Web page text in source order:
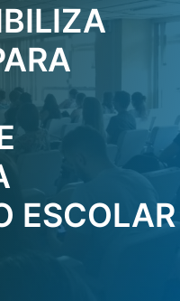
ESCOLAR